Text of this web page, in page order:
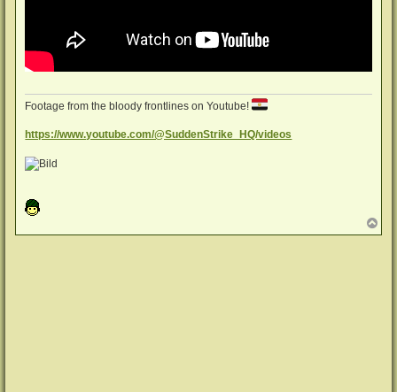
Footage from the bloody frontlines on Youtube!
https://www.youtube.com/@SuddenStrike_HQ/videos
a